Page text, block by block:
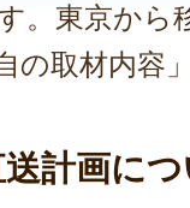
。東京から
の取材内容
計画に